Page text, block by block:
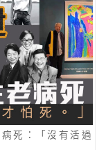
死：「沒有活過